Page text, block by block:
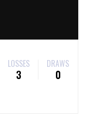
LOSSES
3
DRAWS
0